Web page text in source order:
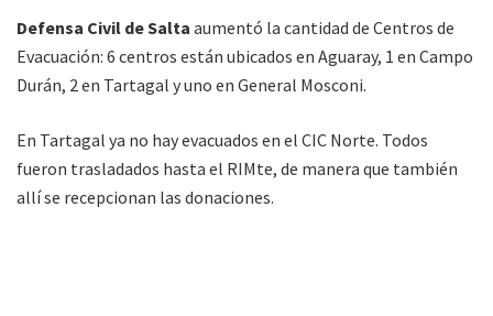
Defensa Civil de Salta aumentó la cantidad de Centros de
Evacuación: 6 centros están ubicados en Aguaray, 1 en Campo
Durán, 2 en Tartagal y uno en General Mosconi.
En Tartagal ya no hay evacuados en el CIC Norte. Todos
fueron trasladados hasta el RIMte, de manera que también
allí se recepcionan las donaciones.